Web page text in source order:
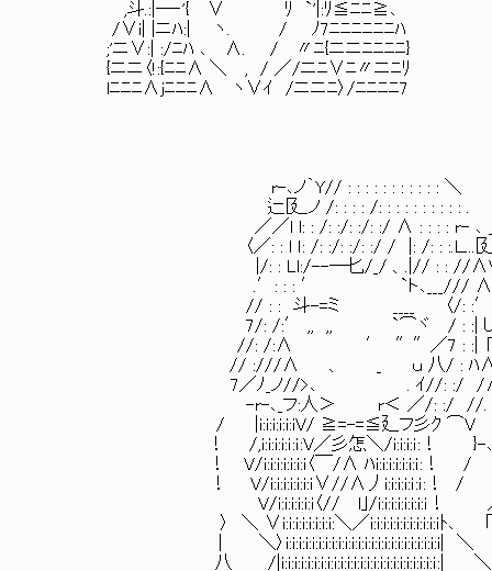
,斗.:|―‐'{ ∨ ﾘ `'|:ﾘ≦ﾆﾆ≧､
/∨i| |ニﾊ:| ヽ. / ﾉ7ﾆﾆﾆﾆﾆﾆﾊ
;'ニ∨:| :/ﾆﾊ ､ ∧. / 〃ﾆ{ニニﾆﾆﾆﾆ}
{ニニ〈!:{ﾆﾆ∧ ＼ , / ／/ニﾆ∨ﾆ〃ニﾆﾘ
lﾆﾆﾆ∧jﾆﾆﾆ∧ ヽ∨ｲ /ニニﾆ〉/ﾆﾆﾆﾆ7
r-､ノ｀Y// : : : : : : : : : : : ＼
辷[廴ノ /: : : : /: : : : : : : : : : .
／／l l: : /: :/: :/: :/ Λ : : : : r- ､
〈／: : l ｌ: /: :/: :/: :/ / |: /: : :.Ｌ...[
|/: : Ll:/--―匕/_/ 、.|// : : //
.′: : : ′ `ト､___/// ΛV 全
// : : 斗-=ミ ____ 〈/: :′-
7/: /:′ ,, ,, `⌒ヾ / : :| しﾍ
//: /:Λ ′ ″″／7 : :| П/
// :///Λ 、 _ ｕ 八/ : ﾊΛ∨
7／ﾉ_ノ//>､ . ｲ//: :/ /Λ 厂
-r-､_フ:人＞ r＜ ／/: :/ //.
/ |i:i:i:i:i:iV/ ≧=-=≦廴フ彡ｸ ⌒V 〈＼
！ /,i:i:i:i:ｉ:ｉ:V／彡怎＼/i:i:i:ｉ:！ }-､ 人
！ V/i:i:i:i:i:i:i〈￣/Λ ﾊi:i:i:i:i:i:ｉ:！
！ V/i:i:i:i:i:i:ｉ∨//Λ丿i:i:i:i:ｉ:ｉ:
V/i:i:i:i:i:i〈// l｣/i:i:i:i:i:i:i:ｉ
〉 ＼ ∨i:i:i:i:i:i:i:i:＼／i:i:i:i:i:i:i:i:i:i:ｉﾄ
| ＼〉
八 /|i:i:i:i:i:i:i:i:i:i:i:i:i:i:i:i:i:i:i:i:i:i:i:ｉ:| ＼〉、